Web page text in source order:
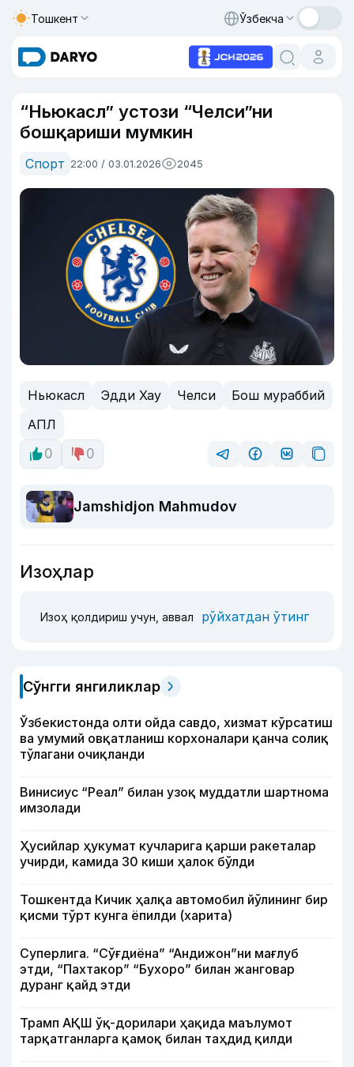
Тошкент Ўзбекча
“Ньюкасл” устози “Челси”ни
бошқариши мумкин
Спорт 22:00 / 03.01.2026 2045
Ньюкасл Эдди Хау Челси
Бош мураббий
АПЛ
0
0
Jamshidjon Mahmudov
Изоҳлар
Изоҳ қолдириш учун, аввал рўйхатдан ўтинг
Сўнгги янгиликлар
Ўзбекистонда олти ойда савдо, хизмат кўрсатиш
ва умумий овқатланиш корхоналари қанча солиқ
тўлагани очиқланди
Винисиус “Реал” билан узоқ муддатли шартнома
имзолади
Ҳусийлар ҳукумат кучларига қарши ракеталар
учирди, камида 30 киши ҳалок бўлди
Тошкентда Кичик ҳалқа автомобил йўлининг бир
қисми тўрт кунга ёпилди (харита)
Суперлига. “Сўғдиёна” “Андижон”ни мағлуб
этди, “Пахтакор” “Бухоро” билан жанговар
дуранг қайд этди
Трамп АҚШ ўқ-дорилари ҳақида маълумот
тарқатганларга қамоқ билан таҳдид қилди